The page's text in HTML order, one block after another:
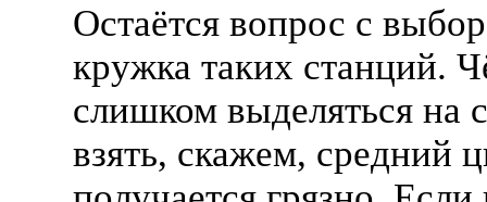
Остаётся вопрос с
кружка таких станций.
слишком выделяться на
взять, скажем, средний